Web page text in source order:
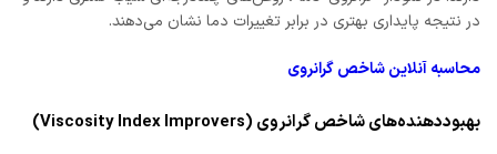
در نتیجه پایداری بهتری در برابر تغییرات دما نشان می‌دهند.
محاسبه آنلاین شاخص گرانروی
بهبوددهنده‌های شاخص گرانروی (Viscosity Index Improvers)